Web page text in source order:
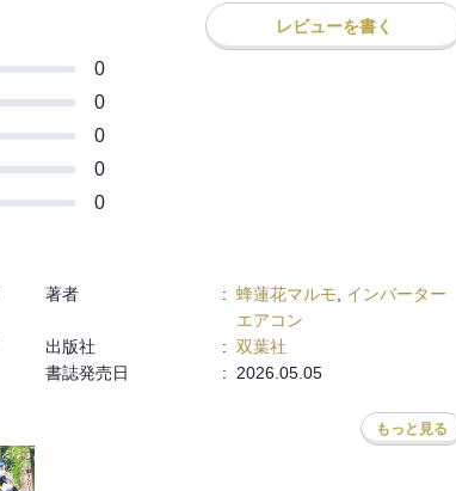
レビューを書く
0
0
0
0
0
著者 : 蜂蓮花マルモ
インバーター
エアコン
出版社 : 双葉社
書誌発売日 :
2026.05.05
もっと見る